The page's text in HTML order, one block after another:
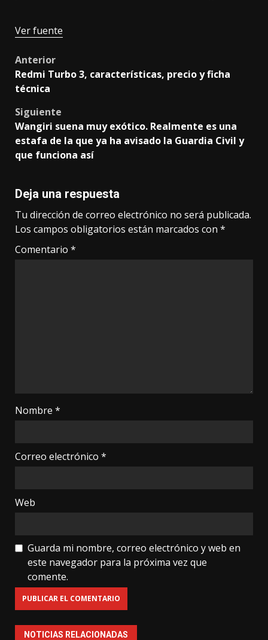
Ver fuente
Post
navigation
Anterior
Redmi Turbo 3, características, precio y ficha
técnica
Siguiente
Wangiri suena muy exótico. Realmente es una
estafa de la que ya ha avisado la Guardia Civil y
que funciona así
Deja una respuesta
Tu dirección de correo electrónico no será publicada.
Los campos obligatorios están marcados con *
Comentario *
Nombre *
Correo electrónico *
Web
Guarda mi nombre, correo electrónico y web en
este navegador para la próxima vez que
comente.
NOTICIAS RELACIONADAS